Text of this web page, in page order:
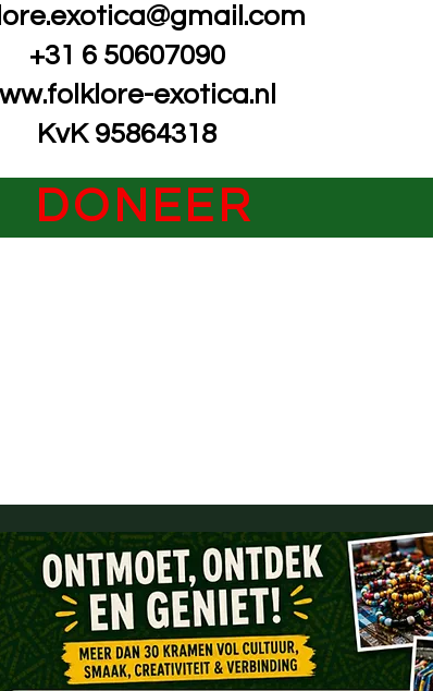
+31 6 50607090
exotica.nl
KvK 95864318
DONEER